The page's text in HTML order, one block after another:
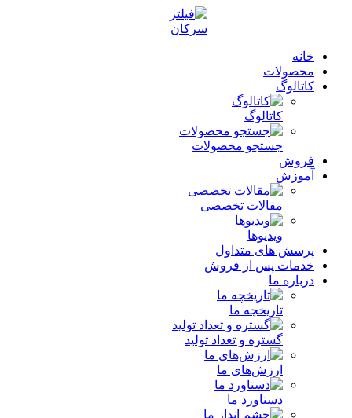
خانه
محصولات
کاتالوگ
کاتالوگ
جستجو محصولات
فروش
آموزش
مقالات تخصصی
ویدیوها
پرسش های متداول
خدمات پس از فروش
درباره ما
تاریخچه ما
گستره و تعداد تولید
ارزش‌های ما
دستاورد ما